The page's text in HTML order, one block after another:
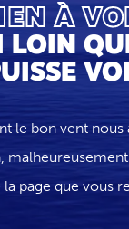
À
LOIN
le bon vent nous
la page que vous